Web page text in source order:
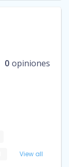
0 opiniones
View all